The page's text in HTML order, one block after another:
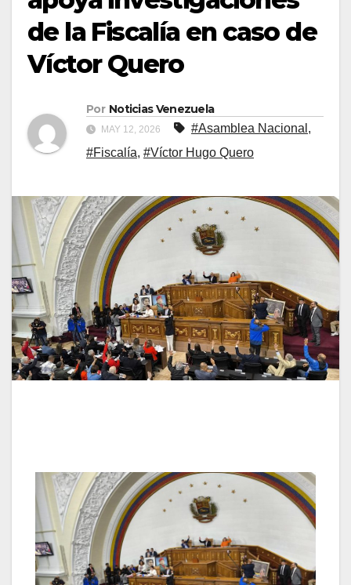
de la Fiscalía en caso de
Víctor Quero
Por Noticias Venezuela
MAY 12, 2026 #Asamblea Nacional ,
#Fiscalía, #Víctor Hugo Quero